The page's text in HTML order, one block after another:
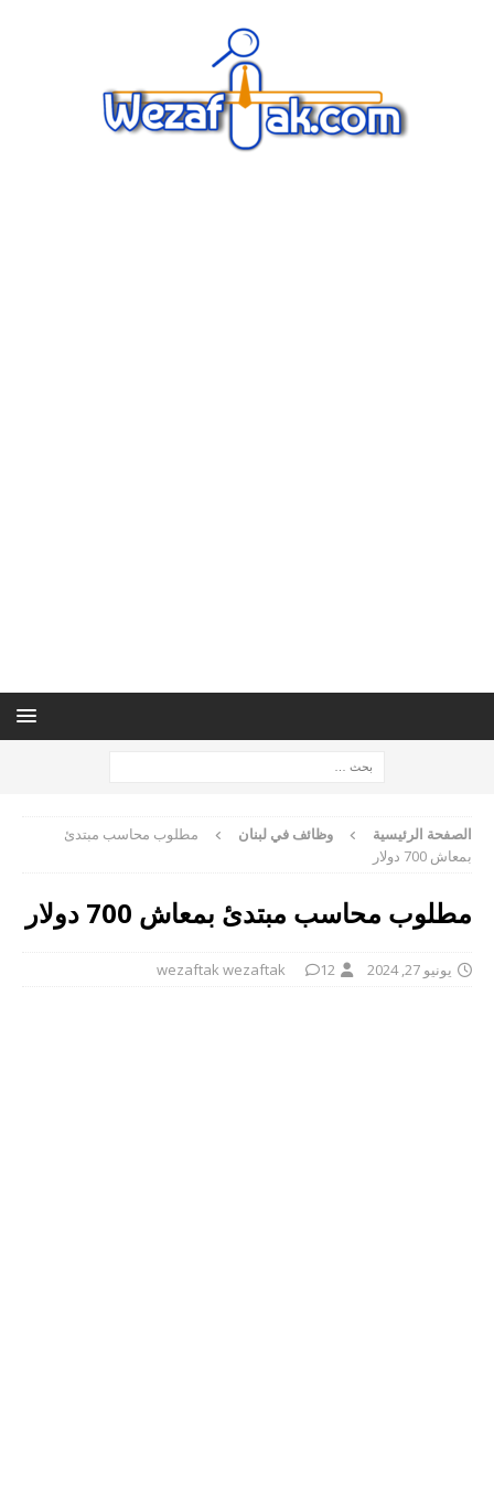
الصفحة الرئيسية وظائف في لبنان
مطلوب محاسب مبتدئ
بمعاش 700 دولار
مطلوب محاسب مبتدئ بمعاش 700 دولار
يونيو 27, 2024 wezaftak wezaftak 12